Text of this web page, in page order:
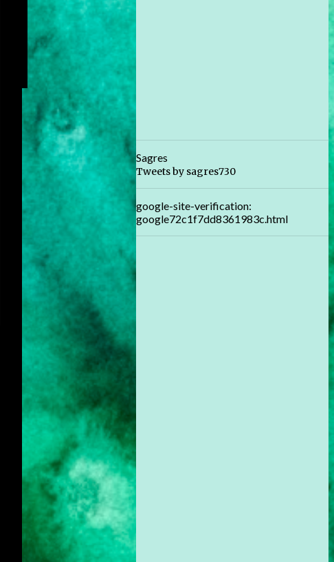
Sagres
Tweets by sagres730
google-site-verification:
google72c1f7dd8361983c.html